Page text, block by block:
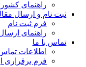
راهنمای کشوری
ثبت نام و ارسال مقاله
فرم ثبت نام
راهنمای ارسال
تماس با ما
اطلاعات تماس
فرم برقراری